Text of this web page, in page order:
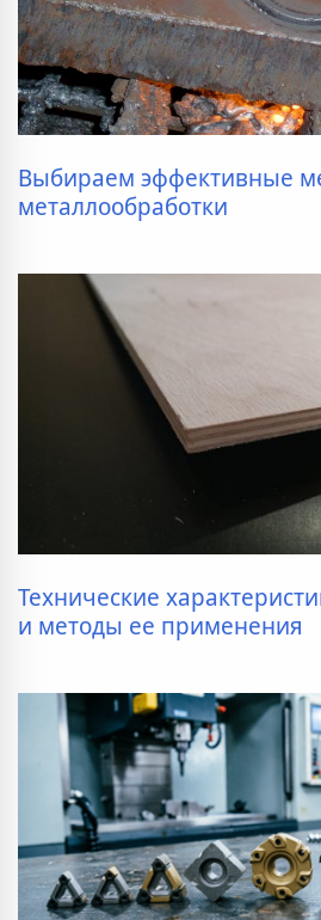
Выбираем эффективные
металлообработки
Технические
и методы ее применения